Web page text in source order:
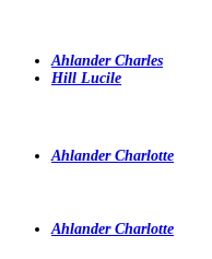
Ahlander Charles
Hill Lucile
Ahlander Charlotte
Ahlander Charlotte